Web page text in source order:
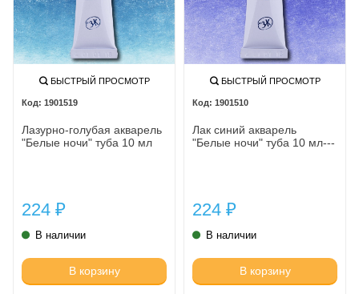
БЫСТРЫЙ ПРОСМОТР
1901519
Лазурно-голубая акварель
"Белые ночи" туба 10 мл
224 ₽
В наличии
В корзину
БЫСТРЫЙ ПРОСМОТР
1901510
Лак синий акварель
"Белые ночи" туба 10 мл---
224 ₽
В наличии
В корзину